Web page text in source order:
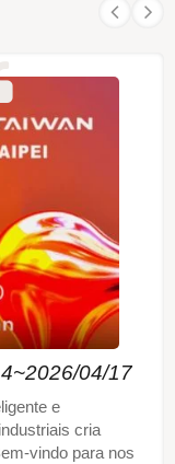
04/17
e
cria
vindo para nos